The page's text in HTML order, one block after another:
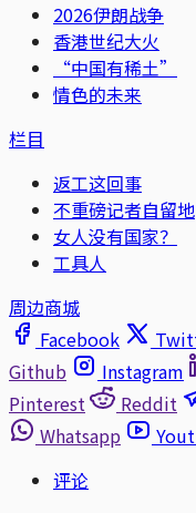
2026伊朗战争
香港世纪大火
“中国有稀土”
情色的未来
栏目
返工这回事
不重磅记者自留地
女人没有国家？
工具人
周边商城
Facebook
Github
Instagram
Pinterest
Reddit
Whatsapp
评论